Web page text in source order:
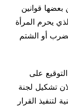
قانوناً تضمن بعضها قوانين
يحرم المرأة
أو الشتم
على
تشكيل لجنة
لتنفيذ القرار